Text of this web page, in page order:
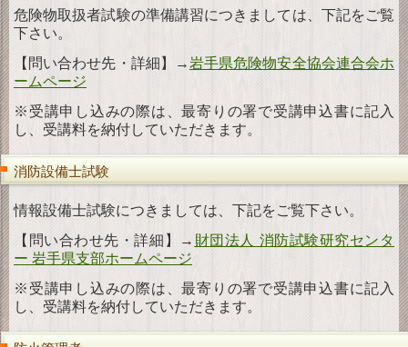
危険物取扱者試験の準備講習につきましては、下記をご覧
下さい。
【問い合わせ先・詳細】→岩手県危険物安全協会連合会ホ
ームページ
※受講申し込みの際は、最寄りの署で受講申込書に記入
し、受講料を納付していただきます。
消防設備士試験
情報設備士試験につきましては、下記をご覧下さい。
【問い合わせ先・詳細】→ 財団法人 消防試験研究センタ
ー 岩手県支部ホームページ
※受講申し込みの際は、最寄りの署で受講申込書に記入
し、受講料を納付していただきます。